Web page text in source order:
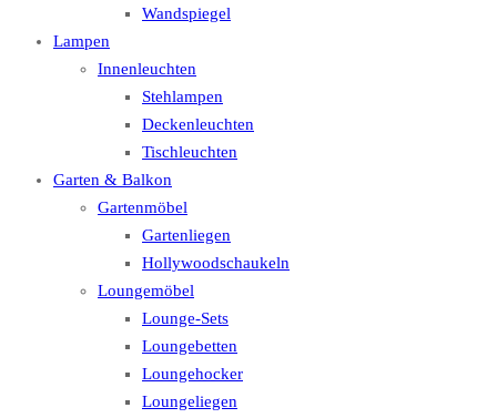
Wandspiegel
Lampen
Innenleuchten
Stehlampen
Deckenleuchten
Tischleuchten
Garten & Balkon
Gartenmöbel
Gartenliegen
Hollywoodschaukeln
Loungemöbel
Lounge-Sets
Loungebetten
Loungehocker
Loungeliegen